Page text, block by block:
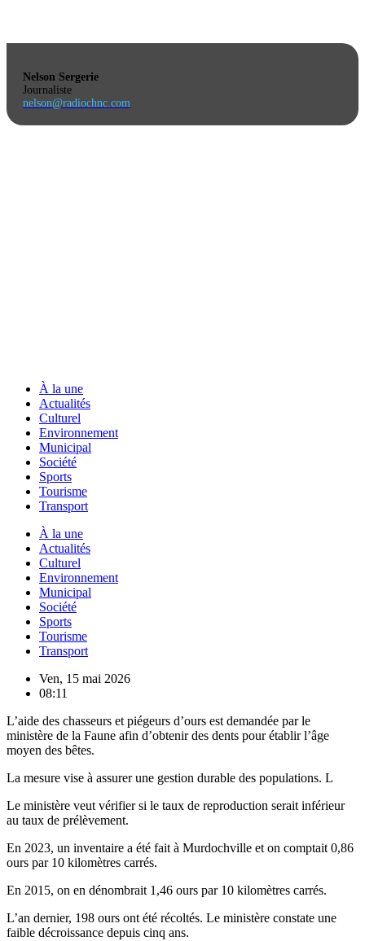
Nelson Sergerie
Journaliste
nelson@radiochnc.com
À la une
Actualités
Culturel
Environnement
Municipal
Société
Sports
Tourisme
Transport
À la une
Actualités
Culturel
Environnement
Municipal
Société
Sports
Tourisme
Transport
Ven, 15 mai 2026
08:11
L’aide des chasseurs et piégeurs d’ours est demandée par le
ministère de la Faune afin d’obtenir des dents pour établir l’âge
moyen des bêtes.
La mesure vise à assurer une gestion durable des populations. L
Le ministère veut vérifier si le taux de reproduction serait inférieur
au taux de prélèvement.
En 2023, un inventaire a été fait à Murdochville et on comptait 0,86
ours par 10 kilomètres carrés.
En 2015, on en dénombrait 1,46 ours par 10 kilomètres carrés.
L’an dernier, 198 ours ont été récoltés. Le ministère constate une
faible décroissance depuis cinq ans.